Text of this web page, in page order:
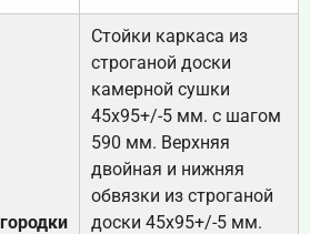
Стойки каркаса из
строганой доски
камерной сушки
45х95+/-5 мм. с шагом
590 мм. Верхняя
двойная и нижняя
обвязки из строганой
доски 45х95+/-5 мм.